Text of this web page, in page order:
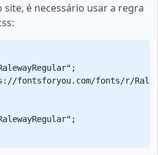
é necessário usar a regra
fontsforyou.com/fonts/r/